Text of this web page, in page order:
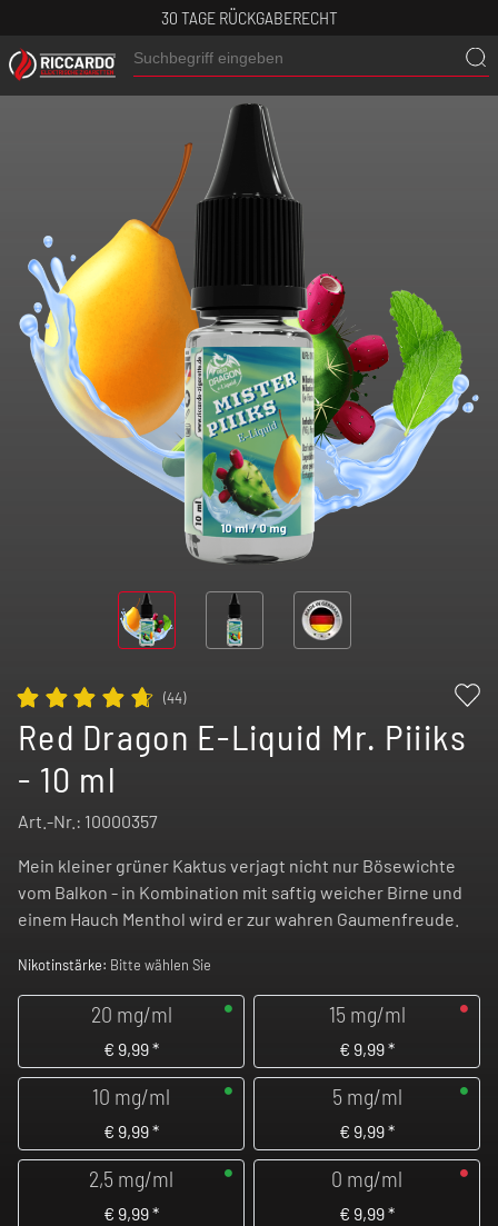
30 TAGE RÜCKGABERECHT
(44)
Red Dragon E-Liquid Mr. Piiiks
- 10 ml
Art.-Nr.: 10000357
Mein kleiner grüner Kaktus verjagt nicht nur Bösewichte
vom Balkon - in Kombination mit saftig weicher Birne und
einem Hauch Menthol wird er zur wahren Gaumenfreude.
Nikotinstärke: Bitte wählen Sie
20 mg/ml
€ 9,99*
15 mg/ml
€ 9,99*
10 mg/ml
€ 9,99*
5 mg/ml
€ 9,99*
2,5 mg/ml
€ 9,99*
0 mg/ml
€ 9,99*